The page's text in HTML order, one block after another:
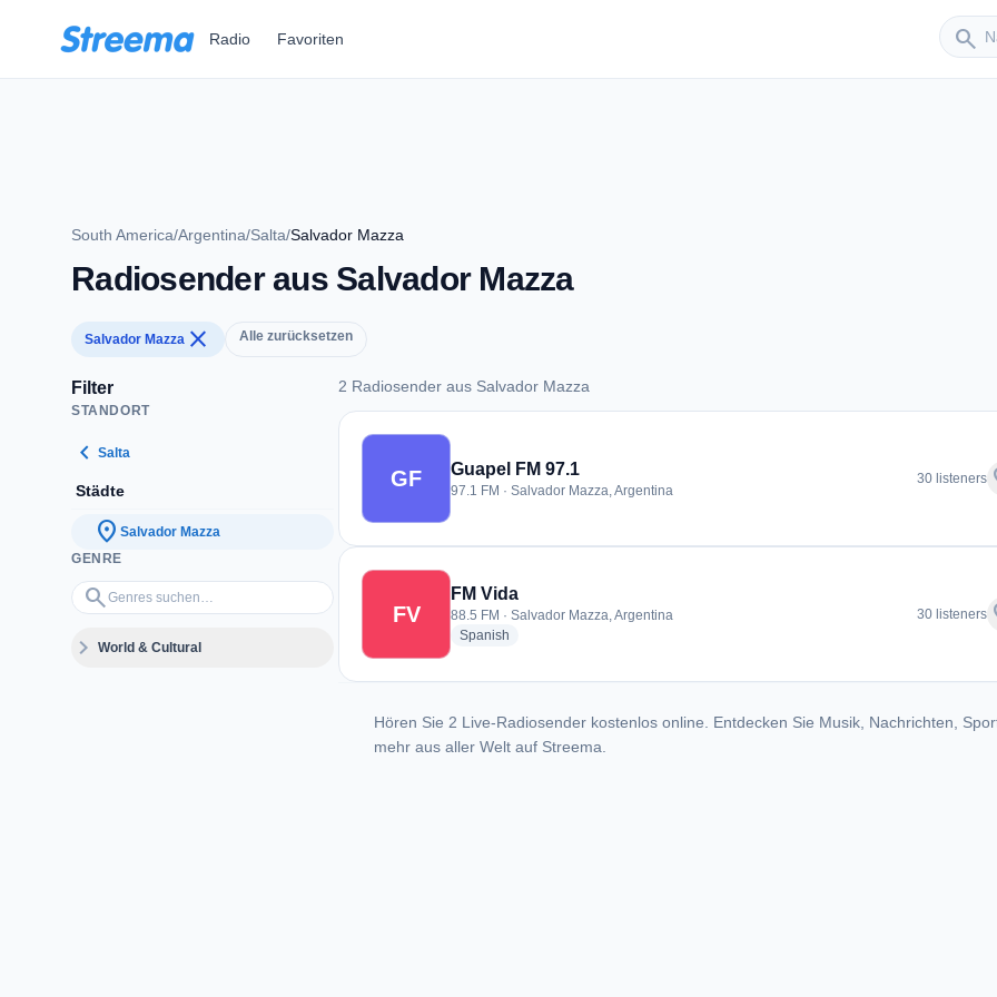
Radio Favoriten search
Sender
South America/Argentina/Salta/Salvador Mazza
Radiosender aus Salvador Mazza
Salvador Mazza close Alle zurücksetzen
Filter
STANDORT
chevron_left Salta
Städte
location_on Salvador Mazza
GENRE
search
Genres suchen…
expand_moreWorld & Cultural
2 Radiosender aus Salvador Mazza
2 Radiosender aus Salvador Mazza
GF Guapel FM 97.1
97.1 FM · Salvador Mazza, Argentina
30 listeners
FV
FM Vida
88.5 FM · Salvador Mazza, Argentina
Spanish
30 listeners
Hören Sie 2 Live-Radiosender kostenlos online. Entdecken Sie Musik, Nachrichten,
mehr aus aller Welt auf Streema.